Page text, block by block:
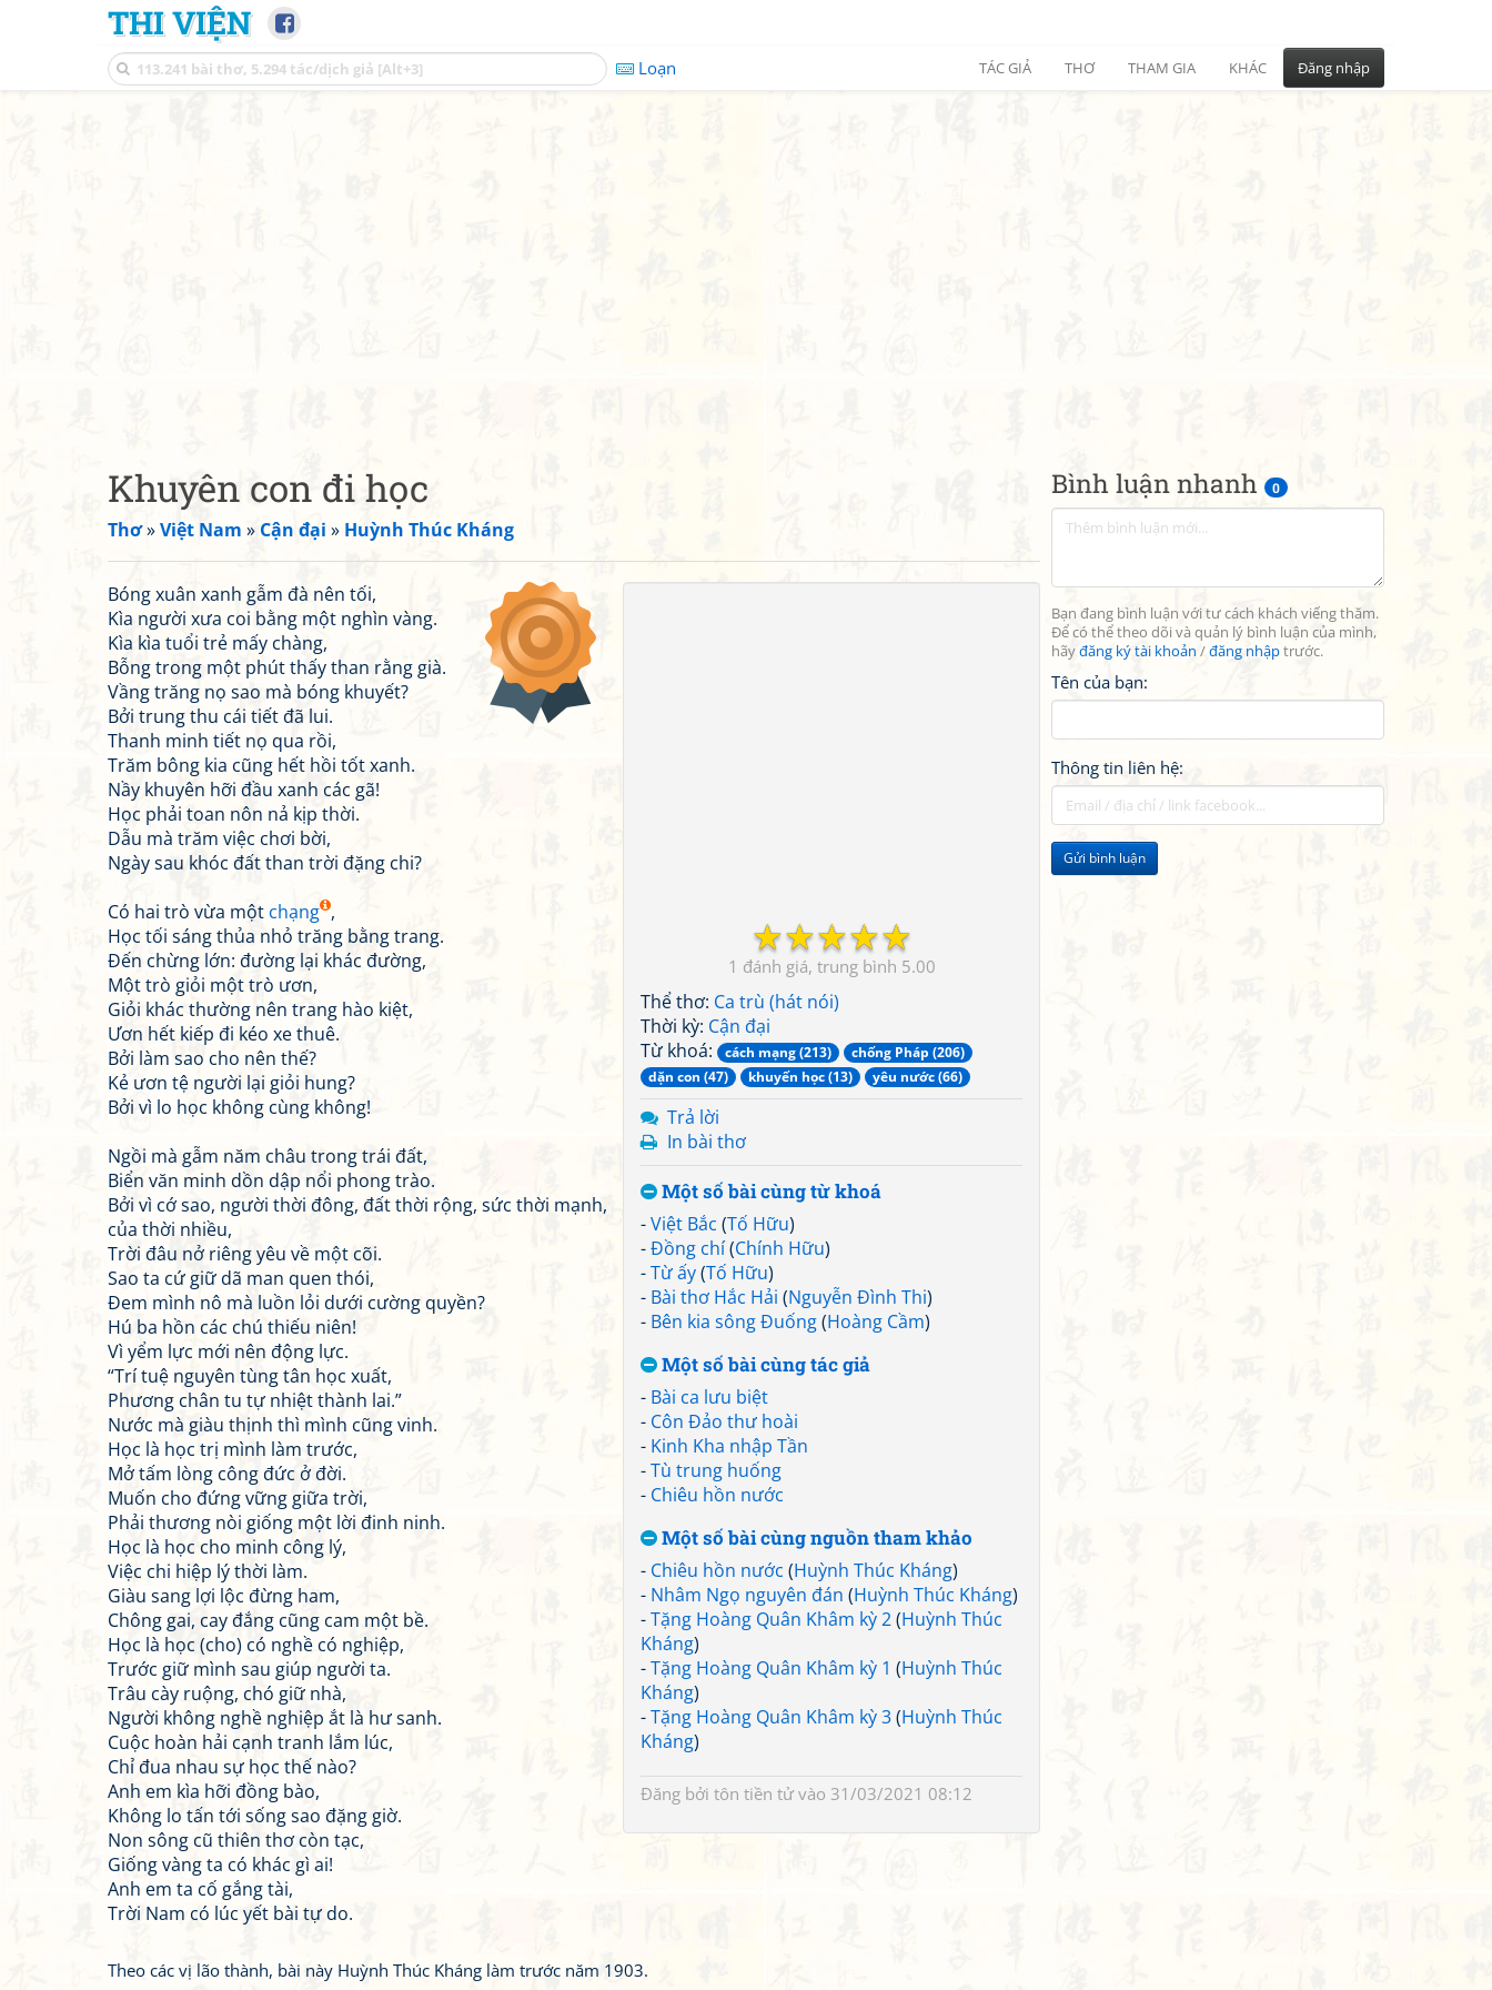
THI VIỆN
Loạn TÁC GIẢ THƠ THAM GIA KHÁC Đăng nhập
Bình luận nhanh 0
Bạn đang bình luận với tư cách khách viếng thăm.
Để có thể theo dõi và quản lý bình luận của mình,
hãyđăng ký tài khoản /đăng nhậptrước.
Tên của bạn:
Thông tin liên hệ:
Gửi bình luận
Khuyên con đi học
Thơ»Việt Nam » Cận đại » Huỳnh Thúc Kháng
☆
☆
☆
☆
☆
1 5.00
Thể thơ: Ca trù (hát nói)
Thời kỳ: Cận đại
Từ khoá:
cách mạng (213)
chống Pháp (206)
dặn con (47)
khuyến học (13) yêu nước (66)
Trả lời
In bài thơ
Một số bài cùng từ khoá
-Việt Bắc (Tố Hữu)
-Đồng chí(Chính Hữu)
-Từ ấy(Tố Hữu)
- Bài thơ Hắc Hải (Nguyễn Đình Thi)
- Bên kia sông Đuống(Hoàng Cầm)
Một số bài cùng tác giả
- Bài ca lưu biệt
- Côn Đảo thư hoài
- Kinh Kha nhập Tần
-Tù trung huống
- Chiêu hồn nước
Một số bài cùng nguồn tham khảo
- Chiêu hồn nước (Huỳnh Thúc Kháng)
- Nhâm Ngọ nguyên đán (Huỳnh Thúc Kháng)
-Tặng Hoàng Quân Khâm kỳ 2(Huỳnh Thúc
Kháng)
-Tặng Hoàng Quân Khâm kỳ 1 (Huỳnh Thúc
Kháng)
-Tặng Hoàng Quân Khâm kỳ 3(Huỳnh Thúc
Kháng)
Đăng bởi tôn tiền tửvào 31/03/2021 08:12
Bóng xuân xanh gẫm đà nên tối,
Kìa người xưa coi bằng một nghìn vàng.
Kìa kìa tuổi trẻ mấy chàng,
Bỗng trong một phút thấy than rằng già.
Vầng trăng nọ sao mà bóng khuyết?
Bởi trung thu cái tiết đã lui.
Thanh minh tiết nọ qua rồi,
Trăm bông kia cũng hết hồi tốt xanh.
Nầy khuyên hỡi đầu xanh các gã!
Học phải toan nôn nả kịp thời.
Dẫu mà trăm việc chơi bời,
Ngày sau khóc đất than trời đặng chi?
Có hai trò vừa một chạng ,
Học tối sáng thủa nhỏ trăng bằng trang.
Đến chừng lớn: đường lại khác đường,
Một trò giỏi một trò ươn,
Giỏi khác thường nên trang hào kiệt,
Ươn hết kiếp đi kéo xe thuê.
Bởi làm sao cho nên thế?
Kẻ ươn tệ người lại giỏi hung?
Bởi vì lo học không cùng không!
Ngồi mà gẫm năm châu trong trái đất,
Biển văn minh dồn dập nổi phong trào.
Bởi vì cớ sao, người thời đông, đất thời rộng, sức thời mạnh,
của thời nhiều,
Trời đâu nở riêng yêu về một cõi.
Sao ta cứ giữ dã man quen thói,
Đem mình nô mà luồn lỏi dưới cường quyền?
Hú ba hồn các chú thiếu niên!
Vì yểm lực mới nên động lực.
“Trí tuệ nguyên tùng tân học xuất,
Phương chân tu tự nhiệt thành lai.”
Nước mà giàu thịnh thì mình cũng vinh.
Học là học trị mình làm trước,
Mở tấm lòng công đức ở đời.
Muốn cho đứng vững giữa trời,
Phải thương nòi giống một lời đinh ninh.
Học là học cho minh công lý,
Việc chi hiệp lý thời làm.
Giàu sang lợi lộc đừng ham,
Chông gai, cay đắng cũng cam một bề.
Học là học (cho) có nghề có nghiệp,
Trước giữ mình sau giúp người ta.
Trâu cày ruộng, chó giữ nhà,
Người không nghề nghiệp ắt là hư sanh.
Cuộc hoàn hải cạnh tranh lắm lúc,
Chỉ đua nhau sự học thế nào?
Anh em kìa hỡi đồng bào,
Không lo tấn tới sống sao đặng giờ.
Non sông cũ thiên thơ còn tạc,
Giống vàng ta có khác gì ai!
Anh em ta cố gắng tài,
Trời Nam có lúc yết bài tự do.
Theo các vị lão thành, bài này Huỳnh Thúc Kháng làm trước năm 1903.